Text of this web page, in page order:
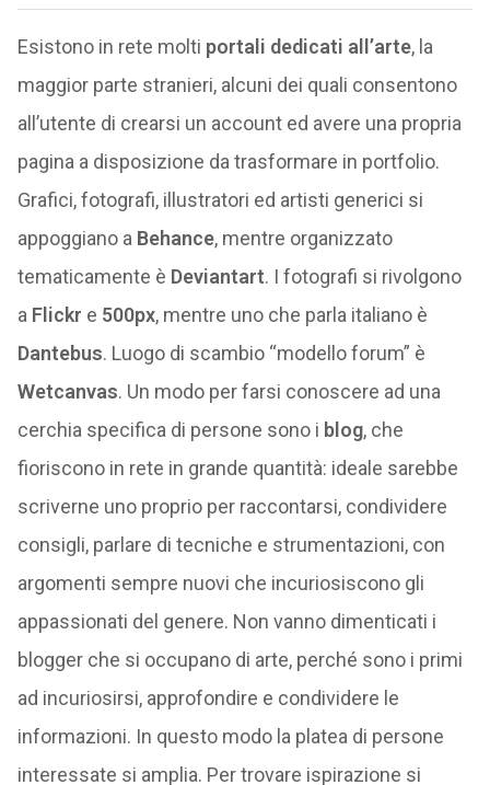
Esistono in rete molti portali dedicati all’arte, la
maggior parte stranieri, alcuni dei quali consentono
all’utente di crearsi un account ed avere una propria
pagina a disposizione da trasformare in portfolio.
Grafici, fotografi, illustratori ed artisti generici si
appoggiano a Behance, mentre organizzato
tematicamente è Deviantart. I fotografi si rivolgono
a Flickr e 500px, mentre uno che parla italiano è
Dantebus. Luogo di scambio “modello forum” è
Wetcanvas. Un modo per farsi conoscere ad una
cerchia specifica di persone sono i blog, che
fioriscono in rete in grande quantità: ideale sarebbe
scriverne uno proprio per raccontarsi, condividere
consigli, parlare di tecniche e strumentazioni, con
argomenti sempre nuovi che incuriosiscono gli
appassionati del genere. Non vanno dimenticati i
blogger che si occupano di arte, perché sono i primi
ad incuriosirsi, approfondire e condividere le
informazioni. In questo modo la platea di persone
interessate si amplia. Per trovare ispirazione si